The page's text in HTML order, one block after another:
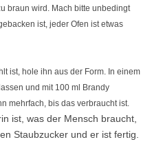
braun wird. Mach bitte unbedingt
ist, jeder Ofen ist etwas
ist, hole ihn aus der Form. In einem
und mit 100 ml Brandy
mehrfach, bis das verbraucht ist.
ist, was der Mensch braucht,
Staubzucker und er ist fertig.